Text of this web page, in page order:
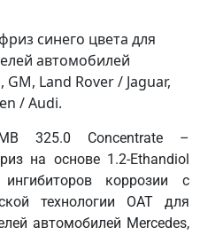
синего цвета для
автомобилей
Land Rover / Jaguar,
/ Audi.
325.0 Concentrate –
на основе 1.2-Ethandiol
коррозии с
технологии OAT для
автомобилей Mercedes,